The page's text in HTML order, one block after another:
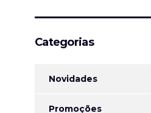
Categorias
Novidades
Promoções